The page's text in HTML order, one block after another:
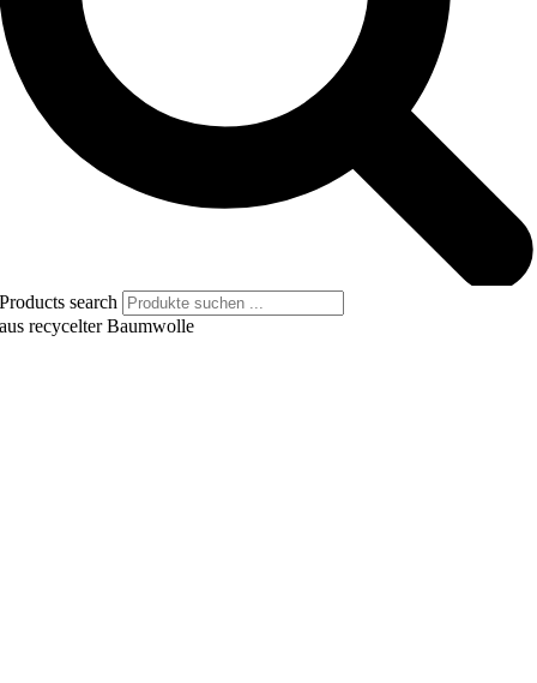
Products search
aus recycelter Baumwolle